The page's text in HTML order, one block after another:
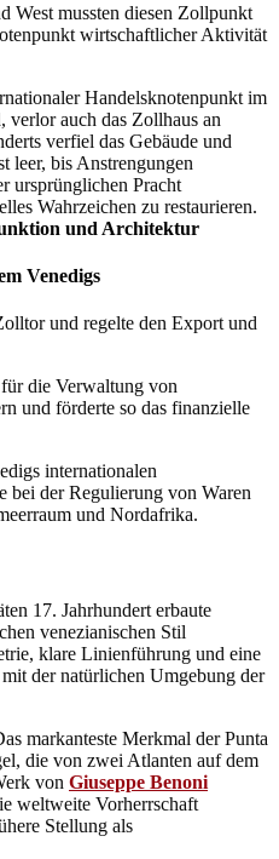
West mussten diesen Zollpunkt
wirtschaftlicher Aktivität
Handelsknotenpunkt im
verlor auch das Zollhaus an
verfiel das Gebäude und
leer, bis Anstrengungen
ursprünglichen Pracht
Wahrzeichen zu restaurieren.
und Architektur
Venedigs
und regelte den Export und
die Verwaltung von
und förderte so das finanzielle
internationalen
bei der Regulierung von Waren
und Nordafrika.
17. Jahrhundert erbaute
venezianischen Stil
klare Linienführung und eine
der natürlichen Umgebung der
markanteste Merkmal der Punta
die von zwei Atlanten auf dem
von Giuseppe Benoni
weltweite Vorherrschaft
Stellung als